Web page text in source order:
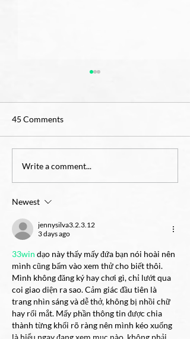
4th Grade Teacher Job
Opening
45 Comments
Write a comment...
Newest
jennysilva3.2.3.12
3 days ago
33win dạo này thấy mấy đứa bạn nói hoài nên
mình cũng bấm vào xem thử cho biết thôi.
Mình không đăng ký hay chơi gì, chỉ lướt qua
coi giao diện ra sao. Cảm giác đầu tiên là
trang nhìn sáng và dễ thở, không bị nhồi chữ
hay rối mắt. Mấy phần thông tin được chia
thành từng khối rõ ràng nên mình kéo xuống
là hiểu ngay đang xem mục nào, không phải